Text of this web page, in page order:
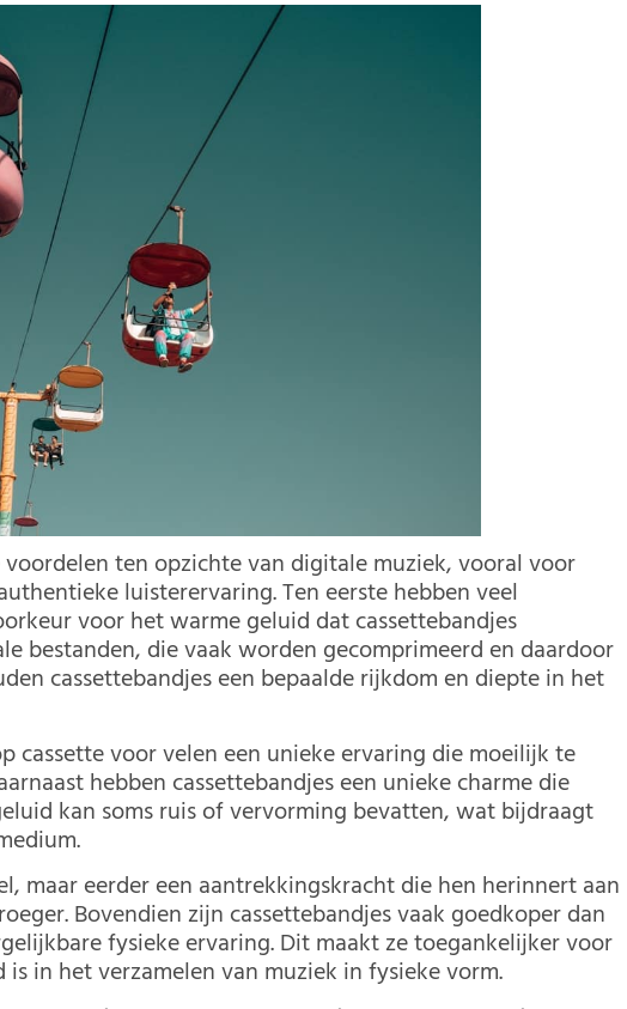
ten opzichte van digitale muziek, vooral voor
luisterervaring. Ten eerste hebben veel
voor het warme geluid dat cassettebandjes
bestanden, die vaak worden gecomprimeerd en daardoor
cassettebandjes een bepaalde rijkdom en diepte in het
cassette voor velen een unieke ervaring die moeilijk te
hebben cassettebandjes een unieke charme die
kan soms ruis of vervorming bevatten, wat bijdraagt
maar eerder een aantrekkingskracht die hen herinnert aan
Bovendien zijn cassettebandjes vaak goedkoper dan
fysieke ervaring. Dit maakt ze toegankelijker voor
in het verzamelen van muziek in fysieke vorm.